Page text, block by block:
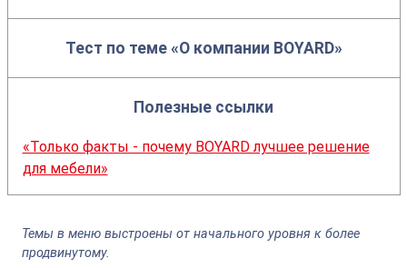
Тест по теме «О компании BOYARD»
Полезные ссылки
«Только факты - почему BOYARD лучшее решение
для мебели»
Темы в меню выстроены от начального уровня к более
продвинутому.